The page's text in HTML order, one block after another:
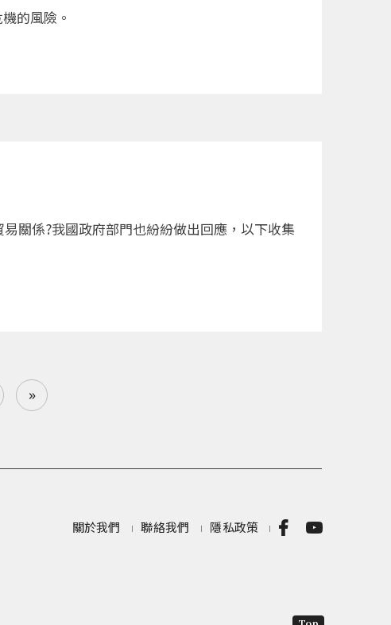
的風險。
關係?我國政府部門也紛紛做出回應，以下收集
»
關於我們 聯絡我們 隱私政策